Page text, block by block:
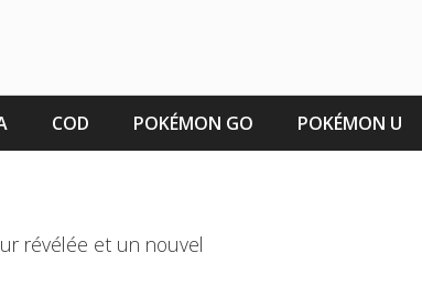
COD POKÉMON GO POKÉMON U
révélée et un nouvel